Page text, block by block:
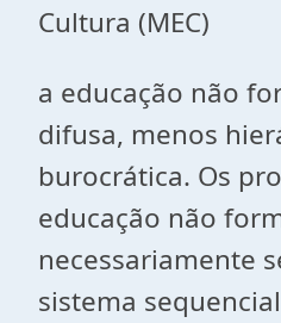
Cultura (MEC)
a educação não
difusa, menos
burocrática. Os
educação não
necessariamente
sistema